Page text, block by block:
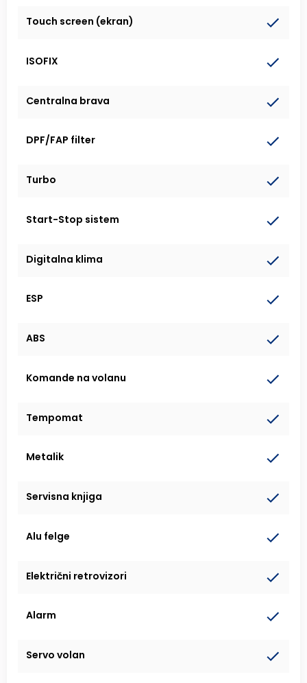
Touch screen (ekran)
ISOFIX
Centralna brava
DPF/FAP filter
Turbo
Start-Stop sistem
Digitalna klima
ESP
ABS
Komande na volanu
Tempomat
Metalik
Servisna knjiga
Alu felge
Električni retrovizori
Alarm
Servo volan